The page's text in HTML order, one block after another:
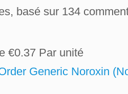
basé sur 134
€0.37 Par unité
Generic Noroxin